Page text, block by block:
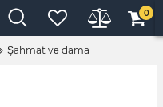
0
Şahmat və dama